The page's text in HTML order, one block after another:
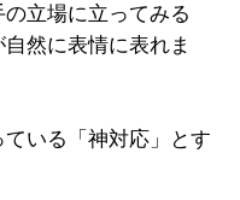
立場に立ってみる
然に表情に表れま
いる「神対応」とす